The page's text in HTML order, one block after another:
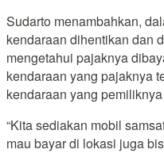
Sudarto menambahkan,
kendaraan dihentikan dan
mengetahui pajaknya
kendaraan yang pajaknya
kendaraan yang
“Kita sediakan mobil
mau bayar di lokasi juga